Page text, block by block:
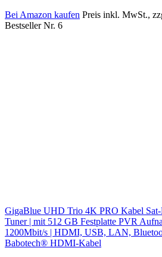
Bei Amazon kaufen Preis inkl. MwSt.,
Bestseller Nr. 6
GigaBlue UHD Trio 4K PRO Kabel
Tuner | mit 512 GB Festplatte PVR
1200Mbit/s | HDMI, USB, LAN,
Babotech® HDMI-Kabel